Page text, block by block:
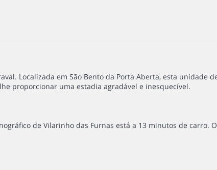
Localizada em São Bento da Porta Aberta, esta unidade
proporcionar uma estadia agradável e inesquecível.
de Vilarinho das Furnas está a 13 minutos de carro.